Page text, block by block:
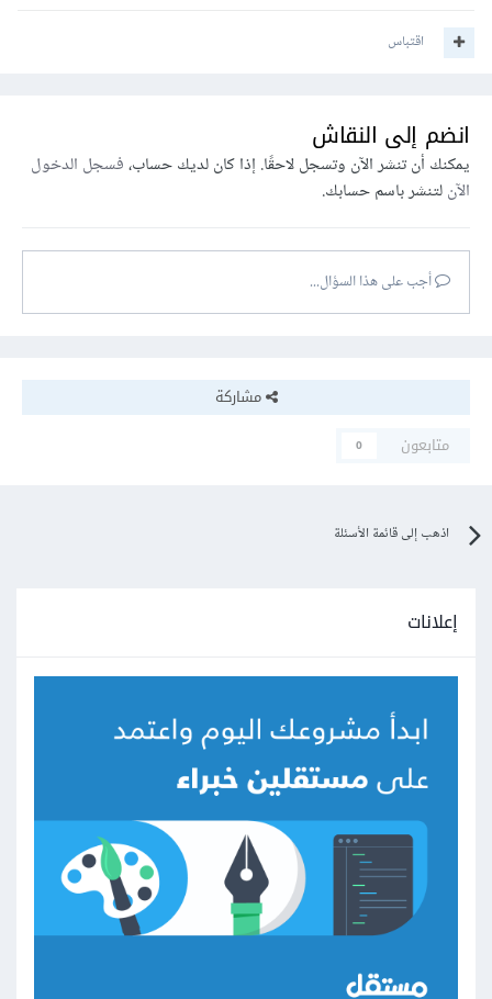
اقتباس
انضم إلى النقاش
يمكنك أن تنشر الآن وتسجل لاحقًا. إذا كان لديك حساب،فسجل الدخول
الآنلتنشر باسم حسابك.
أجب على هذا السؤال...
مشاركة
متابعون
0
اذهب إلى قائمة الأسئلة
إعلانات